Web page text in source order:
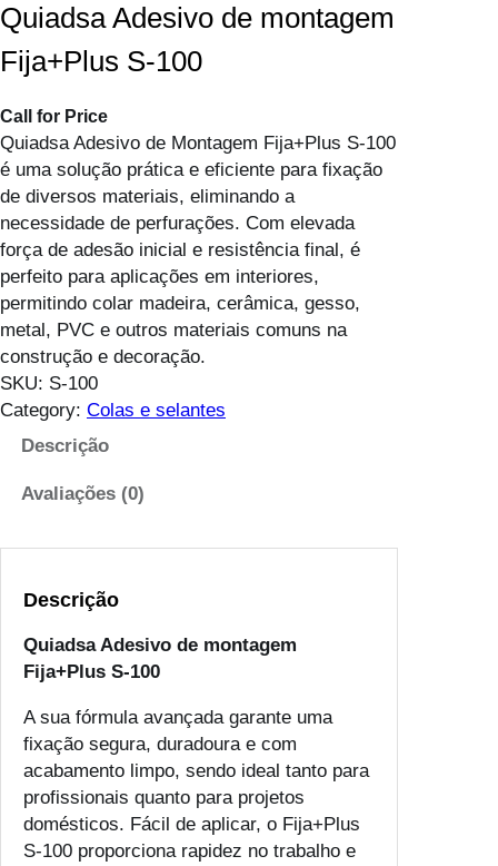
Quiadsa Adesivo de montagem
Fija+Plus S-100
Call for Price
Quiadsa Adesivo de Montagem Fija+Plus S-100
é uma solução prática e eficiente para fixação
de diversos materiais, eliminando a
necessidade de perfurações. Com elevada
força de adesão inicial e resistência final, é
perfeito para aplicações em interiores,
permitindo colar madeira, cerâmica, gesso,
metal, PVC e outros materiais comuns na
construção e decoração.
SKU: S-100
Category: Colas e selantes
Descrição
Avaliações (0)
Descrição
Quiadsa Adesivo de montagem
Fija+Plus S-100
A sua fórmula avançada garante uma
fixação segura, duradoura e com
acabamento limpo, sendo ideal tanto para
profissionais quanto para projetos
domésticos. Fácil de aplicar, o Fija+Plus
S-100 proporciona rapidez no trabalho e